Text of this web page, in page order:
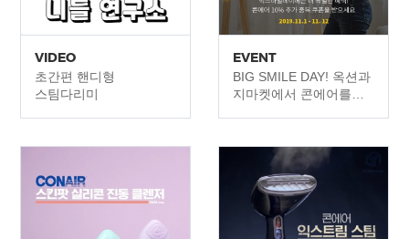
VIDEO
초간편 핸디형
스팀다리미
EVENT
BIG SMILE DAY! 옥션과
지마켓에서 콘에어를